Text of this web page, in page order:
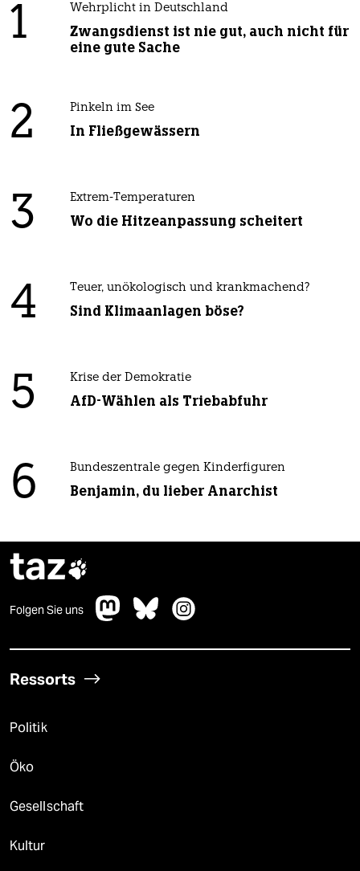
1 Wehrplicht in Deutschland
Zwangsdienst ist nie gut, auch nicht für
eine gute Sache
2 Pinkeln im See
In Fließgewässern
3 Extrem-Temperaturen
Wo die Hitzeanpassung scheitert
4 Teuer, unökologisch und krankmachend?
Sind Klimaanlagen böse?
5 Krise der Demokratie
AfD-Wählen als Triebabfuhr
6 Bundeszentrale gegen Kinderfiguren
Benjamin, du lieber Anarchist
taz
Folgen Sie uns
Ressorts
Politik
Öko
Gesellschaft
Kultur